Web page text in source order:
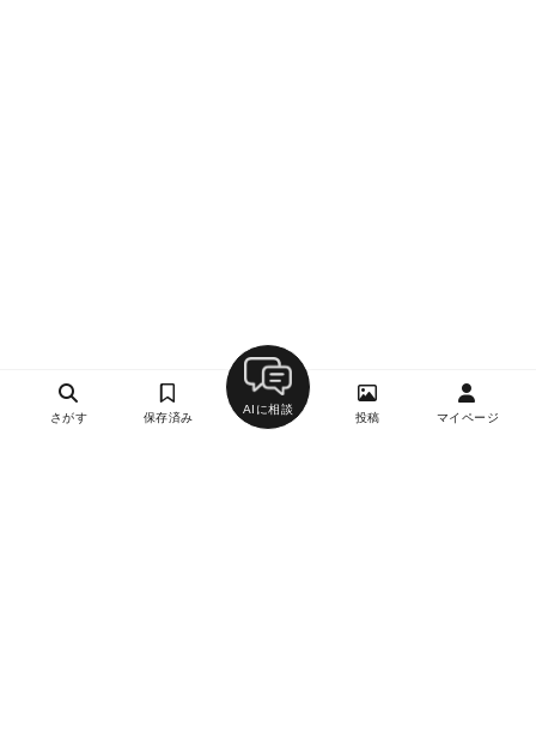
さがす 保存済み
AIに相談
投稿 マイページ